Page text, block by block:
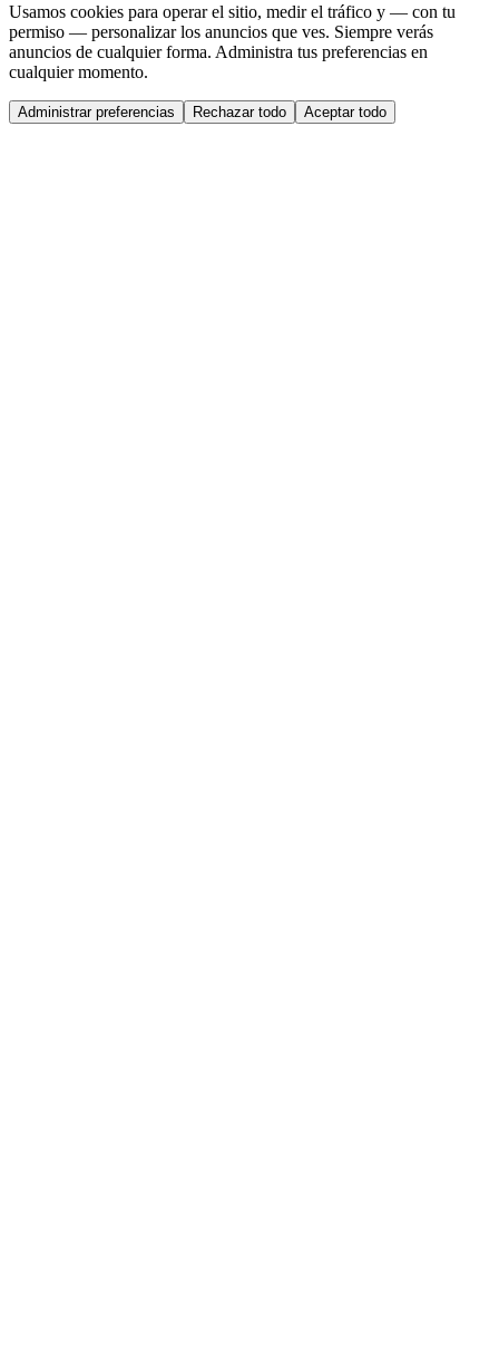
Usamos cookies para operar el sitio, medir el tráfico y — con tu
permiso — personalizar los anuncios que ves. Siempre verás
anuncios de cualquier forma. Administra tus preferencias en
cualquier momento.
Administrar preferencias Rechazar todo Aceptar todo